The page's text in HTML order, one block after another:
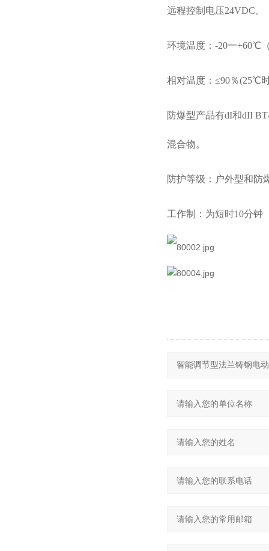
远程控制电压24VDC。
环境温度： -20一+60℃
相对温度： ≤90％(25℃
防爆型产品有dI和dII
混合物。
防护等级：户外型和防
工作制：为短时10分钟